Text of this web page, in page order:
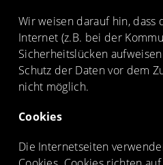
Wir weisen darauf hin, dass
Internet (z.B. bei der
Sicherheitslücken
Schutz der Daten vor dem
nicht möglich.
Cookies
Die Internetseiten